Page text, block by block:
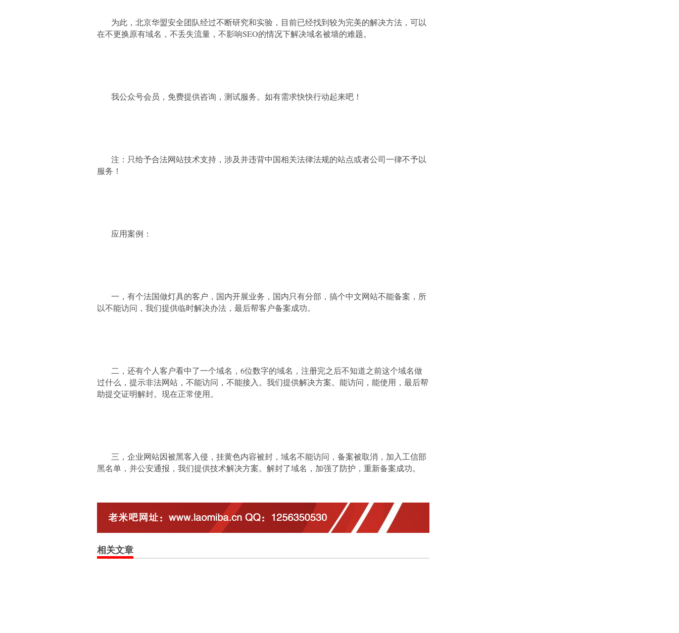
为此，北京华盟安全团队经过不断研究和实验，目前已经找到较为完美的解决方法，可以
在不更换原有域名，不丢失流量，不影响SEO的情况下解决域名被墙的难题。
我公众号会员，免费提供咨询，测试服务。如有需求快快行动起来吧！
注：只给予合法网站技术支持，涉及并违背中国相关法律法规的站点或者公司一律不予以
服务！
应用案例：
一，有个法国做灯具的客户，国内开展业务，国内只有分部，搞个中文网站不能备案，所
以不能访问，我们提供临时解决办法，最后帮客户备案成功。
二，还有个人客户看中了一个域名，6位数字的域名，注册完之后不知道之前这个域名做
过什么，提示非法网站，不能访问，不能接入。我们提供解决方案。能访问，能使用，最后帮
助提交证明解封。现在正常使用。
三，企业网站因被黑客入侵，挂黄色内容被封，域名不能访问，备案被取消，加入工信部
黑名单，并公安通报，我们提供技术解决方案。解封了域名，加强了防护，重新备案成功。
相关文章